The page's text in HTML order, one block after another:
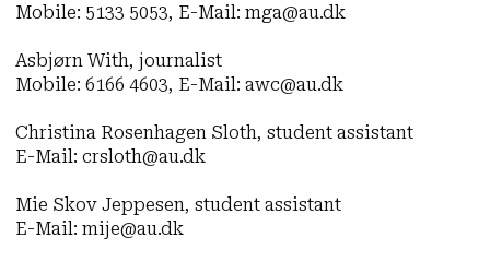
Mobile: 5133 5053, E-Mail: mga@au.dk
Asbjørn With, journalist
Mobile: 6166 4603, E-Mail: awc@au.dk
Christina Rosenhagen Sloth, student assistant
E-Mail: crsloth@au.dk
Mie Skov Jeppesen, student assistant
E-Mail: mije@au.dk